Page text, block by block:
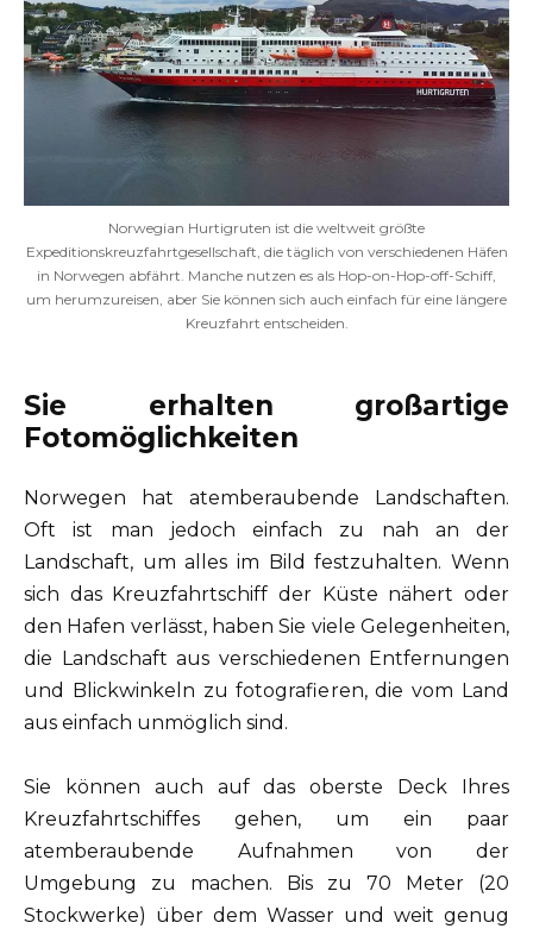
Norwegian Hurtigruten ist die weltweit größte
Expeditionskreuzfahrtgesellschaft, die täglich von verschiedenen Häfen
in Norwegen abfährt. Manche nutzen es als Hop-on-Hop-off-Schiff,
um herumzureisen, aber Sie können sich auch einfach für eine längere
Kreuzfahrt entscheiden.
Sie erhalten großartige
Fotomöglichkeiten
Norwegen hat atemberaubende Landschaften.
Oft ist man jedoch einfach zu nah an der
Landschaft, um alles im Bild festzuhalten. Wenn
sich das Kreuzfahrtschiff der Küste nähert oder
den Hafen verlässt, haben Sie viele Gelegenheiten,
die Landschaft aus verschiedenen Entfernungen
und Blickwinkeln zu fotografieren, die vom Land
aus einfach unmöglich sind.
Sie können auch auf das oberste Deck Ihres
Kreuzfahrtschiffes gehen, um ein paar
atemberaubende Aufnahmen von der
Umgebung zu machen. Bis zu 70 Meter (20
Stockwerke) über dem Wasser und weit genug